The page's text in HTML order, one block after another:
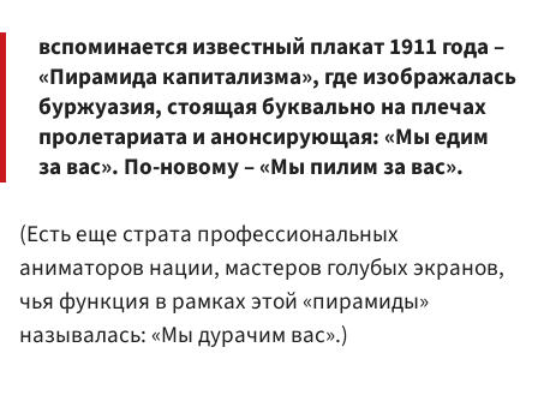
вспоминается известный плакат 1911 года –
«Пирамида капитализма», где изображалась
буржуазия, стоящая буквально на плечах
пролетариата и анонсирующая: «Мы едим
за вас». По-новому – «Мы пилим за вас».
(Есть еще страта профессиональных
аниматоров нации, мастеров голубых экранов,
чья функция в рамках этой «пирамиды»
называлась: «Мы дурачим вас».)